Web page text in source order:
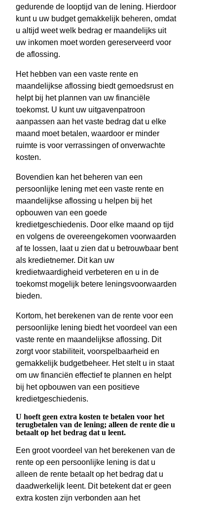
gedurende de looptijd van de lening. Hierdoor
kunt u uw budget gemakkelijk beheren, omdat
u altijd weet welk bedrag er maandelijks uit
uw inkomen moet worden gereserveerd voor
de aflossing.
Het hebben van een vaste rente en
maandelijkse aflossing biedt gemoedsrust en
helpt bij het plannen van uw financiële
toekomst. U kunt uw uitgavenpatroon
aanpassen aan het vaste bedrag dat u elke
maand moet betalen, waardoor er minder
ruimte is voor verrassingen of onverwachte
kosten.
Bovendien kan het beheren van een
persoonlijke lening met een vaste rente en
maandelijkse aflossing u helpen bij het
opbouwen van een goede
kredietgeschiedenis. Door elke maand op tijd
en volgens de overeengekomen voorwaarden
af te lossen, laat u zien dat u betrouwbaar bent
als kredietnemer. Dit kan uw
kredietwaardigheid verbeteren en u in de
toekomst mogelijk betere leningsvoorwaarden
bieden.
Kortom, het berekenen van de rente voor een
persoonlijke lening biedt het voordeel van een
vaste rente en maandelijkse aflossing. Dit
zorgt voor stabiliteit, voorspelbaarheid en
gemakkelijk budgetbeheer. Het stelt u in staat
om uw financiën effectief te plannen en helpt
bij het opbouwen van een positieve
kredietgeschiedenis.
U hoeft geen extra kosten te betalen voor het
terugbetalen van de lening; alleen de rente die u
betaalt op het bedrag dat u leent.
Een groot voordeel van het berekenen van de
rente op een persoonlijke lening is dat u
alleen de rente betaalt op het bedrag dat u
daadwerkelijk leent. Dit betekent dat er geen
extra kosten zijn verbonden aan het